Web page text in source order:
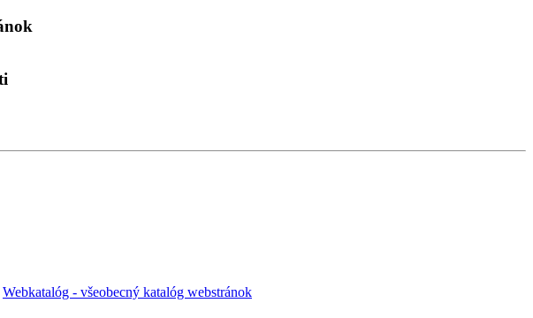
Webkatalóg - všeobecný katalóg webstránok